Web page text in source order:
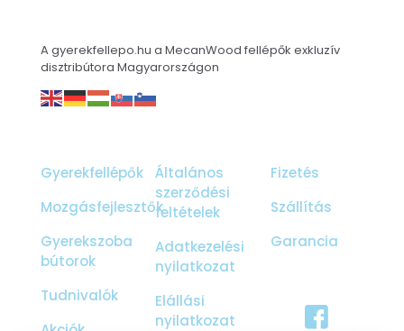
A gyerekfellepo.hu a MecanWood fellépők exkluzív
disztribútora Magyarországon
Gyerekfellépők
Mozgásfejlesztők
Gyerekszoba
bútorok
Tudnivalók
Általános
szerződési
feltételek
Adatkezelési
nyilatkozat
Elállási
nyilatkozat
Fizetés
Szállítás
Garancia